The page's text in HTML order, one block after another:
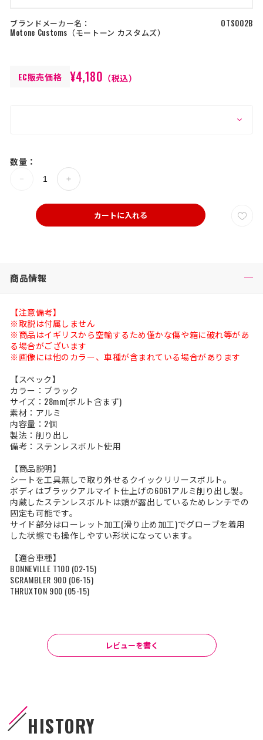
ブランドメーカー名：
Motone Customs
モートーン カスタムズ
OTS002B
EC販売価格 ¥4,180 （税込）
数量：
カートに入れる
商品情報
【注意備考】
※取説は付属しません
※商品はイギリスから空輸するため僅かな傷や箱に破れ等があ
る場合がございます
※画像には他のカラー、車種が含まれている場合があります
【スペック】
カラー：ブラック
サイズ：28mm(ボルト含まず)
素材：アルミ
内容量：2個
製法：削り出し
備考：ステンレスボルト使用
【商品説明】
シートを工具無しで取り外せるクイックリリースボルト。
ボディはブラックアルマイト仕上げの6061アルミ削り出し製。
内蔵したステンレスボルトは頭が露出しているためレンチでの
固定も可能です。
サイド部分はローレット加工(滑り止め加工)でグローブを着用
した状態でも操作しやすい形状になっています。
【適合車種】
BONNEVILLE T100 (02-15)
SCRAMBLER 900 (06-15)
THRUXTON 900 (05-15)
レビューを書く
HISTORY